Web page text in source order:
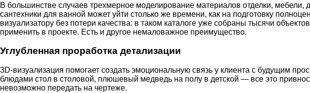
В большинстве случаев трехмерное моделирование материалов отделки,
сантехники для ванной может уйти столько же времени, как на подготовку
визуализатору без потери качества: в таком каталоге уже собраны тысячи
применить в проекте. Есть и другое немаловажное преимущество.
Углубленная проработка детализации
3D-визуализация помогает создать эмоциональную связь у клиента с будущим
блюдами стол в столовой, плюшевый медведь на полу в детской — все это
невозможно передать на чертеже.